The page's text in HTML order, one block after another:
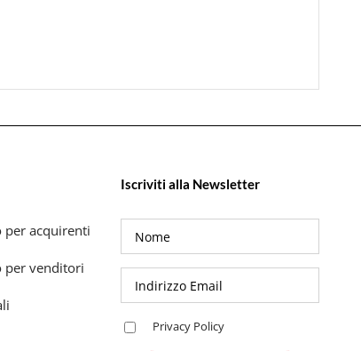
per acquirenti
per venditori
Iscriviti alla Newsletter
Privacy Policy